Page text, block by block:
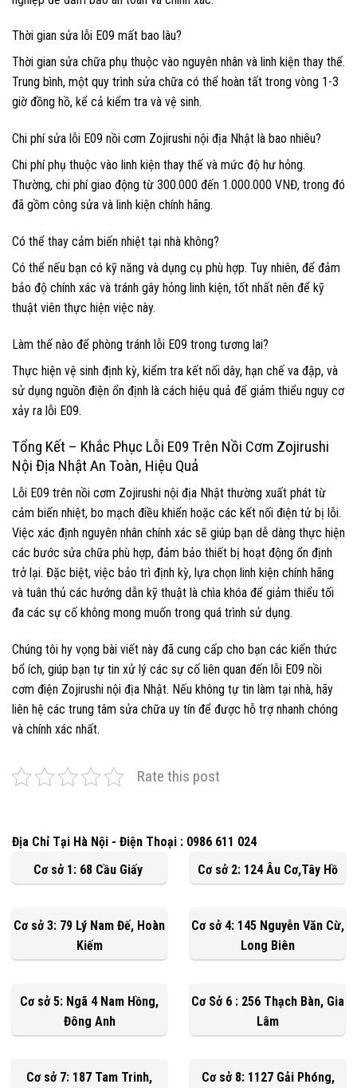
Thời gian sửa lỗi E09 mất bao lâu?
Thời gian sửa chữa phụ thuộc vào nguyên nhân và linh kiện thay thế.
Trung bình, một quy trình sửa chữa có thể hoàn tất trong vòng 1-3
giờ đồng hồ, kể cả kiểm tra và vệ sinh.
Chi phí sửa lỗi E09 nồi cơm Zojirushi nội địa Nhật là bao nhiêu?
Chi phí phụ thuộc vào linh kiện thay thế và mức độ hư hỏng.
Thường, chi phí giao động từ 300.000 đến 1.000.000 VNĐ, trong đó
đã gồm công sửa và linh kiện chính hãng.
Có thể thay cảm biến nhiệt tại nhà không?
Có thể nếu bạn có kỹ năng và dụng cụ phù hợp. Tuy nhiên, để đảm
bảo độ chính xác và tránh gây hỏng linh kiện, tốt nhất nên để kỹ
thuật viên thực hiện việc này.
Làm thế nào để phòng tránh lỗi E09 trong tương lai?
Thực hiện vệ sinh định kỳ, kiểm tra kết nối dây, hạn chế va đập, và
sử dụng nguồn điện ổn định là cách hiệu quả để giảm thiểu nguy cơ
xảy ra lỗi E09.
Tổng Kết – Khắc Phục Lỗi E09 Trên Nồi Cơm Zojirushi
Nội Địa Nhật An Toàn, Hiệu Quả
Lỗi E09 trên nồi cơm Zojirushi nội địa Nhật thường xuất phát từ
cảm biến nhiệt, bo mạch điều khiển hoặc các kết nối điện tử bị lỗi.
Việc xác định nguyên nhân chính xác sẽ giúp bạn dễ dàng thực hiện
các bước sửa chữa phù hợp, đảm bảo thiết bị hoạt động ổn định
trở lại. Đặc biệt, việc bảo trì định kỳ, lựa chọn linh kiện chính hãng
và tuân thủ các hướng dẫn kỹ thuật là chìa khóa để giảm thiểu tối
đa các sự cố không mong muốn trong quá trình sử dụng.
Chúng tôi hy vọng bài viết này đã cung cấp cho bạn các kiến thức
bổ ích, giúp bạn tự tin xử lý các sự cố liên quan đến lỗi E09 nồi
cơm điện Zojirushi nội địa Nhật. Nếu không tự tin làm tại nhà, hãy
liên hệ các trung tâm sửa chữa uy tín để được hỗ trợ nhanh chóng
và chính xác nhất.
Rate this post
Địa Chỉ Tại Hà Nội - Điện Thoại : 0986 611 024
Cơ sở 1: 68 Cầu Giấy
Cơ sở 2: 124 Âu Cơ,Tây Hồ
Cơ sở 3: 79 Lý Nam Đế, Hoàn
Kiếm
Cơ sở 4: 145 Nguyễn Văn Cừ,
Long Biên
Cơ sở 5: Ngã 4 Nam Hồng,
Đông Anh
Cơ Sở 6 : 256 Thạch Bàn, Gia
Lâm
Cơ sở 7: 187 Tam Trinh,
Cơ sở 8: 1127 Gải Phóng,